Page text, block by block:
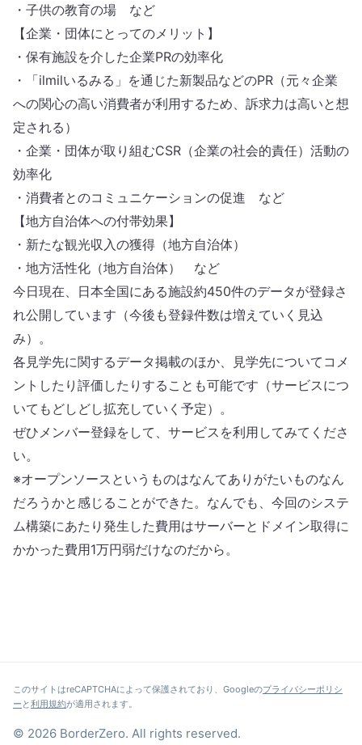
・子供の教育の場 など
【企業・団体にとってのメリット】
・保有施設を介した企業PRの効率化
・「ilmilいるみる」を通じた新製品などのPR（元々企業
への関心の高い消費者が利用するため、訴求力は高いと想
定される）
・企業・団体が取り組むCSR（企業の社会的責任）活動の
効率化
・消費者とのコミュニケーションの促進 など
【地方自治体への付帯効果】
・新たな観光収入の獲得（地方自治体）
・地方活性化（地方自治体） など
今日現在、日本全国にある施設約450件のデータが登録さ
れ公開しています（今後も登録件数は増えていく見込
み）。
各見学先に関するデータ掲載のほか、見学先についてコメ
ントしたり評価したりすることも可能です（サービスにつ
いてもどしどし拡充していく予定）。
ぜひメンバー登録をして、サービスを利用してみてくださ
い。
※オープンソースというものはなんてありがたいものなん
だろうかと感じることができた。なんでも、今回のシステ
ム構築にあたり発生した費用はサーバーとドメイン取得に
かかった費用1万円弱だけなのだから。
このサイトはreCAPTCHAによって保護されており、Googleのプライバシーポリシ
ー と利用規約が適用されます。
© 2026 BorderZero. All rights reserved.